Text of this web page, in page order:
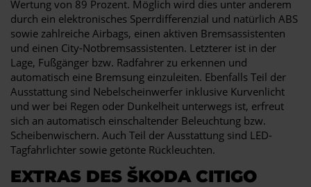
Wertung von 89 Prozent. Möglich wird dies unter anderem
durch ein elektronisches Sperrdifferenzial und natürlich ABS
sowie zahlreiche Airbags, einen aktiven Bremsassistenten
und einen City-Notbremsassistenten. Letzterer ist in der
Lage, Fußgänger bzw. Radfahrer zu erkennen und
automatisch eine Bremsung einzuleiten. Ebenfalls Teil der
Ausstattung sind Nebelscheinwerfer inklusive Kurvenlicht
und wer bei Regen oder Dunkelheit unterwegs ist, erfreut
sich an automatisch einschaltender Beleuchtung bzw.
Scheibenwischern. Auch Teil der Ausstattung sind LED-
Tagfahrlichter sowie getönte Rückleuchten.
EXTRAS DES ŠKODA CITIGO